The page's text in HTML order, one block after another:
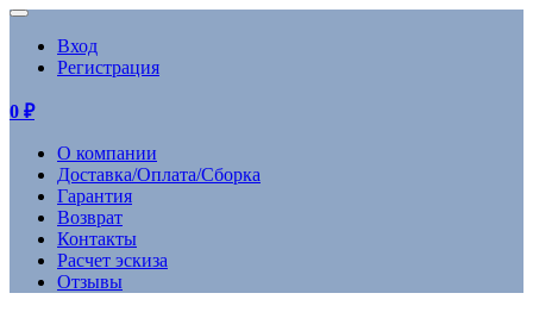
Вход
Регистрация
0 ₽
О компании
Доставка/Оплата/Сборка
Гарантия
Возврат
Контакты
Расчет эскиза
Отзывы